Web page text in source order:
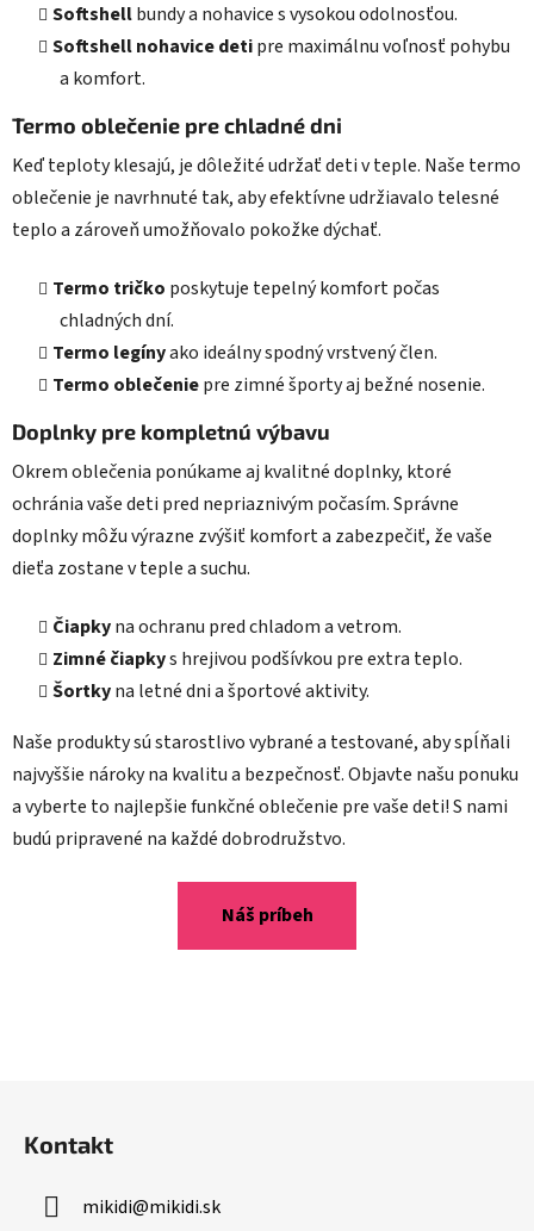
Softshellbundy a nohavice s vysokou odolnosťou.
Softshell nohavice detipre maximálnu voľnosť pohybu
a komfort.
Termo oblečenie pre chladné dni
Keď teploty klesajú, je dôležité udržať deti v teple. Naše termo
oblečenie je navrhnuté tak, aby efektívne udržiavalo telesné
teplo a zároveň umožňovalo pokožke dýchať.
Termo tričko poskytuje tepelný komfort počas
chladných dní.
Termo legínyako ideálny spodný vrstvený člen.
Termo oblečeniepre zimné športy aj bežné nosenie.
Doplnky pre kompletnú výbavu
Okrem oblečenia ponúkame aj kvalitné doplnky, ktoré
ochránia vaše deti pred nepriaznivým počasím. Správne
doplnky môžu výrazne zvýšiť komfort a zabezpečiť, že vaše
dieťa zostane v teple a suchu.
Čiapkyna ochranu pred chladom a vetrom.
Zimné čiapkys hrejivou podšívkou pre extra teplo.
Šortkyna letné dni a športové aktivity.
Naše produkty sú starostlivo vybrané a testované, aby spĺňali
najvyššie nároky na kvalitu a bezpečnosť. Objavte našu ponuku
a vyberte to najlepšie funkčné oblečenie pre vaše deti! S nami
budú pripravené na každé dobrodružstvo.
Náš príbeh
Kontakt
mikidi@mikidi.sk